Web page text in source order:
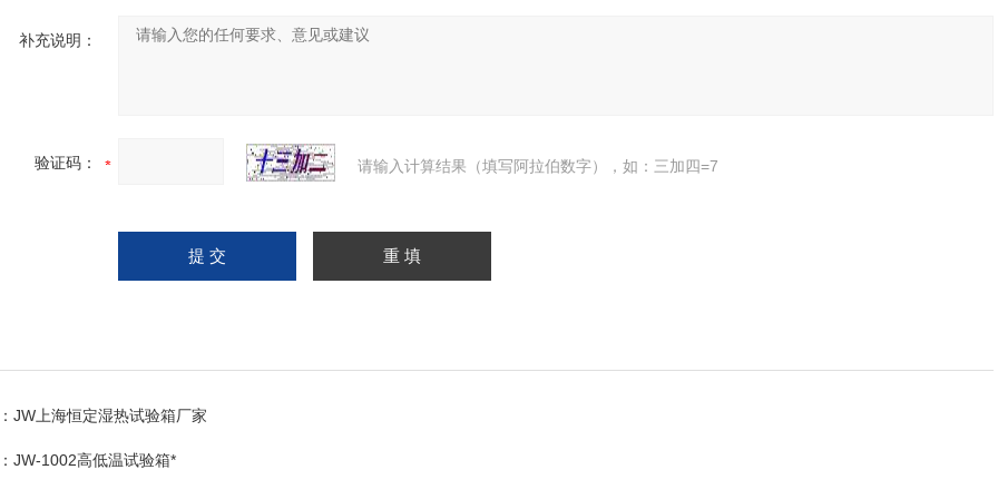
补充说明：
验证码： 请输入计算结果（填写阿拉伯数字），如：三加四=7
JW上海恒定湿热试验箱厂家
JW-1002高低温试验箱*